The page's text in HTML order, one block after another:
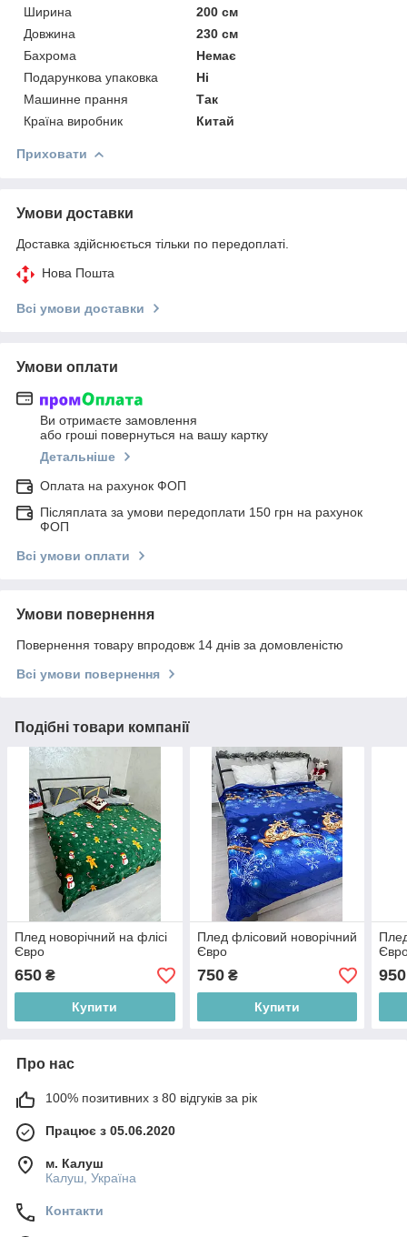
Ширина
200 см
Довжина
230 см
Бахрома
Немає
Подарункова упаковка
Ні
Машинне прання
Так
Країна виробник
Китай
Приховати
Умови доставки
Доставка здійснюється тільки по передоплаті.
Нова Пошта
Всі умови доставки
Умови оплати
Ви отримаєте замовлення
або гроші повернуться на вашу картку
Детальніше
Оплата на рахунок ФОП
Післяплата за умови передоплати 150 грн на рахунок
ФОП
Всі умови оплати
Умови повернення
Повернення товару впродовж 14 днів за домовленістю
Всі умови повернення
Подібні товари компанії
Плед новорічний на флісі
Євро
650 ₴
Купити
Плед флісовий новорічний
Євро
750₴
Купити
950
Про нас
100% позитивних з 80 відгуків за рік
Працює з 05.06.2020
м. Калуш
Калуш, Україна
Контакти